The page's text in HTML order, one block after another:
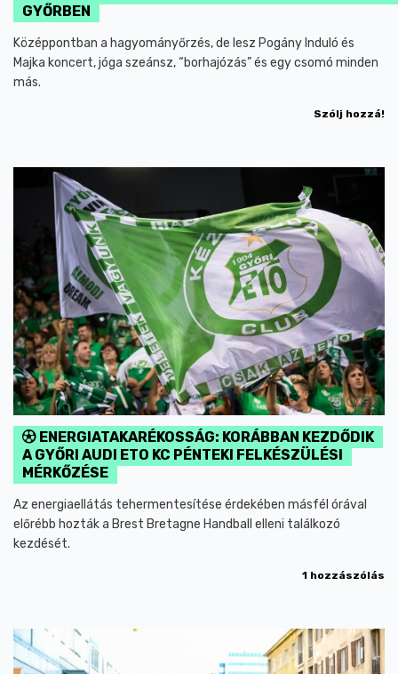
GYŐRBEN
Középpontban a hagyományőrzés, de lesz Pogány Induló és
Majka koncert, jóga szeánsz, “borhajózás” és egy csomó minden
más.
Szólj hozzá!
ENERGIATAKARÉKOSSÁG: KORÁBBAN KEZDŐDIK
A GYŐRI AUDI ETO KC PÉNTEKI FELKÉSZÜLÉSI
MÉRKŐZÉSE
Az energiaellátás tehermentesítése érdekében másfél órával
előrébb hozták a Brest Bretagne Handball elleni találkozó
kezdését.
1 hozzászólás